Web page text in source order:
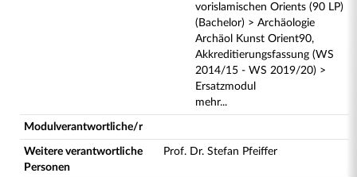
vorislamischen Orients (90 LP)
(Bachelor) > Archäologie
Archäol Kunst Orient90,
Akkreditierungsfassung (WS
2014/15 - WS 2019/20) >
Ersatzmodul
mehr...
Modulverantwortliche/r
Weitere verantwortliche
Personen
Prof. Dr. Stefan Pfeiffer